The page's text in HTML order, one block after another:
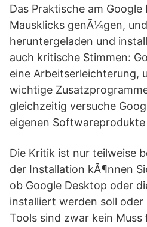
Das Praktische am
Mausklicks genÃ¼gen,
heruntergeladen und
auch kritische Stimmen:
eine Arbeitserleichterung,
wichtige
gleichzeitig versuche
eigenen
Die Kritik ist nur teilweise
der Installation kÃ¶nnen
ob Google Desktop oder
installiert werden soll oder
Tools sind zwar kein Muss